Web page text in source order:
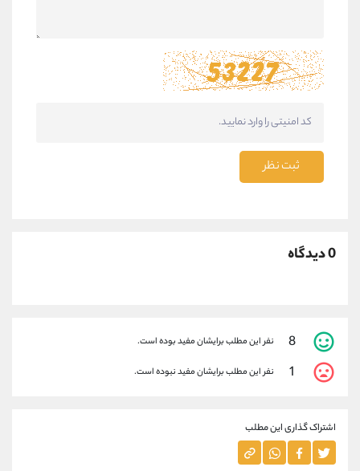
ثبت نظر
0 دیدگاه
8 نفر این مطلب برایشان مفید بوده است.
1 نفر این مطلب برایشان مفید نبوده است.
اشتراک گذاری این مطلب